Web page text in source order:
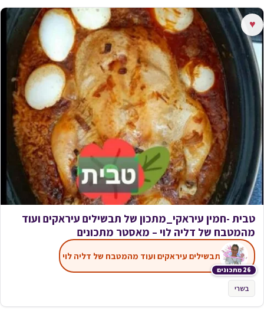
♥
טבית -חמין עיראקי_מתכון של תבשילים עיראקים ועוד
מהמטבח של דליה לוי – מאסטר מתכונים
26 מתכונים
תבשילים עיראקים ועוד מהמטבח של דליה לוי
בשרי